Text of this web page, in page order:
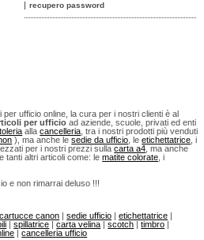
recupero password
ufficio online, la cura per i nostri clienti è al
per ufficio ad aziende, scuole, privati ed enti
allacancelleria , tra i nostri prodotti più venduti
), ma anche lesedie da ufficio , leetichettatrice , i
per i nostri prezzi sullacarta a4 , ma anche
tanti altri articoli come: lematite colorate , i
e non rimarrai deluso !!!
cartucce canon |sedie ufficio |etichettatrice |
|spillatrice |carta velina |scotch |timbro |
|cancelleria ufficio